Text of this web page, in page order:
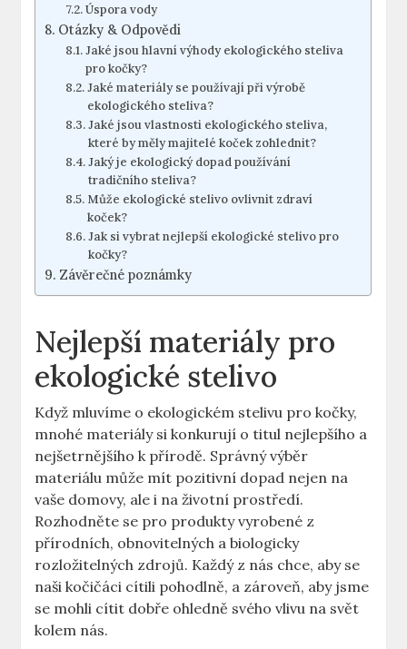
Úspora vody
Otázky & Odpovědi
Jaké jsou hlavní výhody ekologického steliva
pro kočky?
Jaké materiály se používají při výrobě
ekologického steliva?
Jaké jsou vlastnosti ekologického steliva,
které by měly majitelé koček zohlednit?
Jaký je ekologický dopad používání
tradičního steliva?
Může ekologické stelivo ovlivnit zdraví
koček?
Jak si vybrat nejlepší ekologické stelivo pro
kočky?
Závěrečné poznámky
Nejlepší materiály pro
ekologické stelivo
Když mluvíme o ekologickém stelivu pro kočky,
mnohé materiály si konkurují o titul nejlepšího a
nejšetrnějšího k přírodě. Správný výběr
materiálu může mít pozitivní dopad nejen na
vaše domovy, ale i na životní prostředí.
Rozhodněte se pro produkty vyrobené z
přírodních, obnovitelných a biologicky
rozložitelných zdrojů. Každý z nás chce, aby se
naši kočičáci cítili pohodlně, a zároveň, aby jsme
se mohli cítit dobře ohledně svého vlivu na svět
kolem nás.